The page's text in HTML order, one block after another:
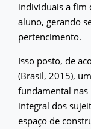
individuais a fim
aluno, gerando
pertencimento.
Isso posto, de
(Brasil, 2015),
fundamental nas
integral dos
espaço de